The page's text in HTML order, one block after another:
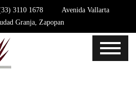
(33) 3110 1678 Avenida Vallarta
Granja, Zapopan